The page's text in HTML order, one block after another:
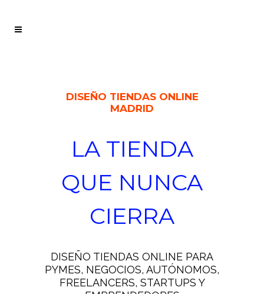
DISEÑO TIENDAS ONLINE
MADRID
LA TIENDA
QUE NUNCA
CIERRA
DISEÑO TIENDAS ONLINE PARA
PYMES, NEGOCIOS, AUTÓNOMOS,
FREELANCERS, STARTUPS Y